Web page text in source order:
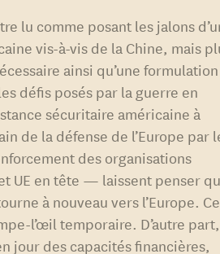
lu comme posant les jalons
vis-à-vis de la Chine, mais
ainsi qu’une formulation
défis posés par la guerre en
sécuritaire américaine à
de la défense de l’Europe par
des organisations
UE en tête — laissent penser
à nouveau vers l’Europe. Ce
l’œil temporaire. D’autre part,
jour des capacités financières,